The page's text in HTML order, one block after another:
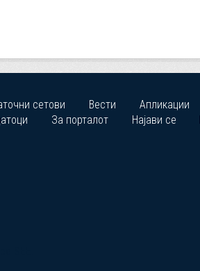
сетови Вести Апликации
За порталот Најави се